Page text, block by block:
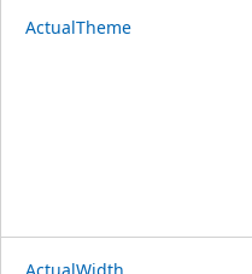
ActualTheme
ActualWidth